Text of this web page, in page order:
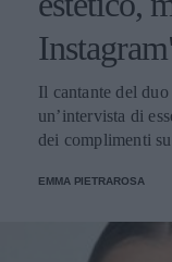
Il cantante del
un’intervista di
dei complimenti
EMMA PIETRAROSA